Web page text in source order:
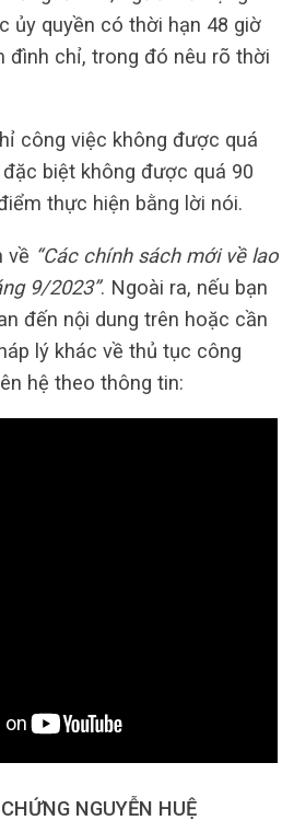
ủy quyền có thời hạn 48 giờ
đình chỉ, trong đó nêu rõ thời
công việc không được quá
biệt không được quá 90
thực hiện bằng lời nói.
về “Các chính sách mới về lao
9/2023”. Ngoài ra, nếu bạn
đến nội dung trên hoặc cần
lý khác về thủ tục công
hệ theo thông tin:
NGUYỄN HUỆ